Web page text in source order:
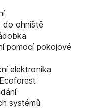
do ohniště
pomocí pokojové
elektronika
systémů